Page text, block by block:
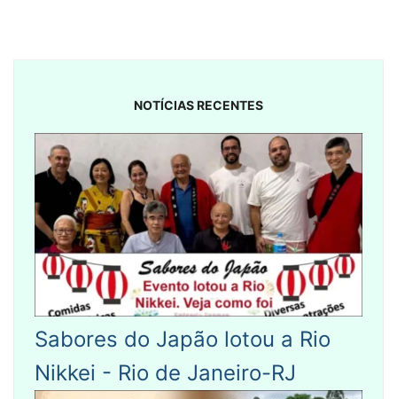
NOTÍCIAS RECENTES
Sabores do Japão lotou a Rio
Nikkei - Rio de Janeiro-RJ